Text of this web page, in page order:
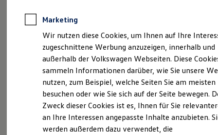
Anpfiff zum Gewinn
Elektroautos
ID. Tutorials
Elektrofahrzeugkonzepte
Reichweite
Reichweite der ID. Modelle
Reichweite im Winter
Laden
Laden unterwegs
Laden Zuhause
Marketing
Wir nutzen diese Cookies, um Ihnen auf Ihre
zugeschnittene Werbung anzuzeigen, innerhalb und
außerhalb der Volkswagen Webseiten. Diese
sammeln Informationen darüber, wie Sie unsere
nutzen, zum Beispiel, welche Seiten Sie am meisten
besuchen oder wie Sie sich auf der Seite bewegen.
Zweck dieser Cookies ist es, Ihnen für Sie
an Ihre Interessen angepasste Inhalte anzubieten.
werden außerdem dazu verwendet, die